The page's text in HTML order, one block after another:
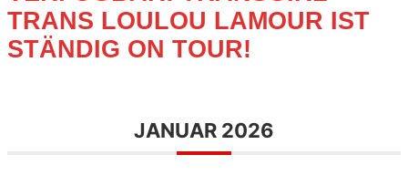
TRANS LOULOU LAMOUR IST
STÄNDIG ON TOUR!
JANUAR 2026